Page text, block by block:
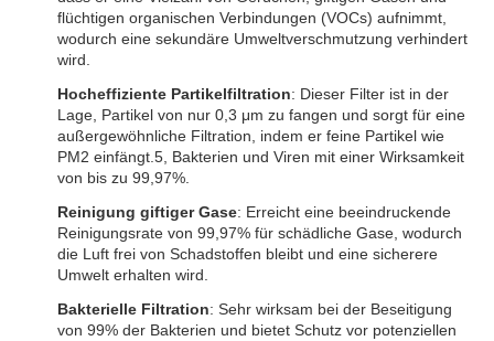
flüchtigen organischen Verbindungen (VOCs) aufnimmt,
wodurch eine sekundäre Umweltverschmutzung verhindert
wird.
Hocheffiziente Partikelfiltration: Dieser Filter ist in der
Lage, Partikel von nur 0,3 μm zu fangen und sorgt für eine
außergewöhnliche Filtration, indem er feine Partikel wie
PM2 einfängt.5, Bakterien und Viren mit einer Wirksamkeit
von bis zu 99,97%.
Reinigung giftiger Gase: Erreicht eine beeindruckende
Reinigungsrate von 99,97% für schädliche Gase, wodurch
die Luft frei von Schadstoffen bleibt und eine sicherere
Umwelt erhalten wird.
Bakterielle Filtration: Sehr wirksam bei der Beseitigung
von 99% der Bakterien und bietet Schutz vor potenziellen